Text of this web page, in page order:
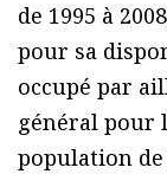
de 1995 à
pour sa
occupé par
général pour
population de